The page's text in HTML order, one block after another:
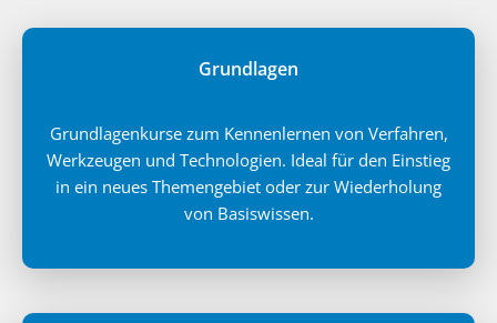
Grundlagen
Grundlagenkurse zum Kennenlernen von Verfahren,
Werkzeugen und Technologien. Ideal für den Einstieg
in ein neues Themengebiet oder zur Wiederholung
von Basiswissen.